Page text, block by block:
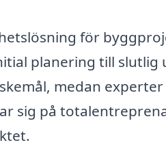
för
planering till
medan
sig på